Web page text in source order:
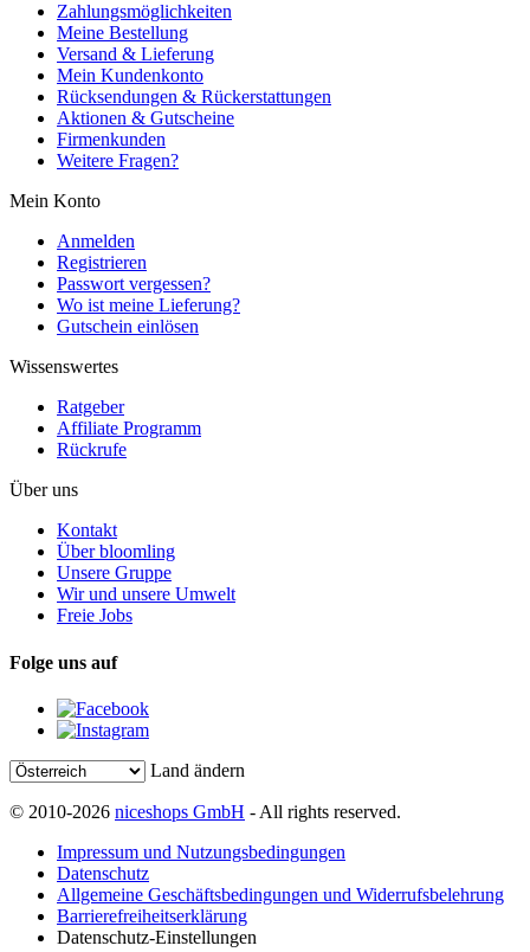
Zahlungsmöglichkeiten
Meine Bestellung
Versand & Lieferung
Mein Kundenkonto
Rücksendungen & Rückerstattungen
Aktionen & Gutscheine
Firmenkunden
Weitere Fragen?
Mein Konto
Anmelden
Registrieren
Passwort vergessen?
Wo ist meine Lieferung?
Gutschein einlösen
Wissenswertes
Ratgeber
Affiliate Programm
Rückrufe
Über uns
Kontakt
Über bloomling
Unsere Gruppe
Wir und unsere Umwelt
Freie Jobs
Folge uns auf
Land ändern
© 2010-2026 niceshops GmbH - All rights reserved.
Impressum und Nutzungsbedingungen
Datenschutz
Allgemeine Geschäftsbedingungen und Widerrufsbelehrung
Barrierefreiheitserklärung
Datenschutz-Einstellungen